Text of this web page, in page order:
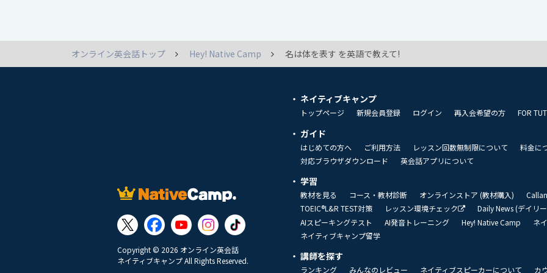
オンライン英会話トップ Hey! Native Camp 名は体を表す を英語で教えて!
Copyright © 2026 オンライン英会話
ネイティブキャンプ All Rights Reserved.
ネイティブキャンプ
トップページ 新規会員登録 ログイン 再入会希望の方 FOR
ガイド
はじめての方へ ご利用方法 レッスン回数無制限について
料金に
対応ブラウザダウンロード
英会話アプリについて
学習
教材を見る コース・教材診断 オンラインストア (教材購入)
TOEIC®L&R TEST対策
レッスン環境チェック
Daily News (デイリ
AIスピーキングテスト
AI発音トレーニング Hey! Native Camp
ネ
ネイティブキャンプ留学
講師を探す
ランキング みんなのレビュー ネイティブスピーカーについて カ